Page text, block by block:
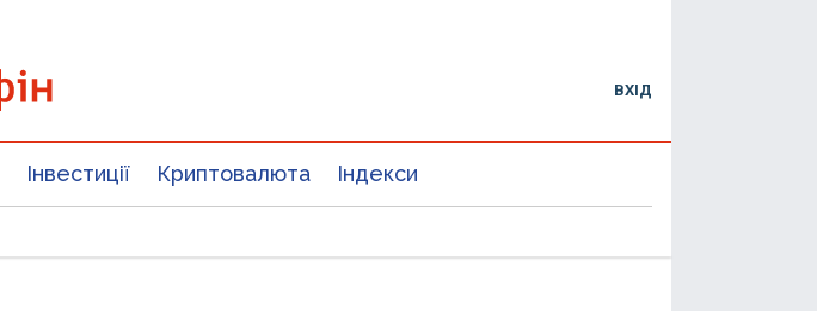
ВХІД
Інвестиції Криптовалюта Індекси